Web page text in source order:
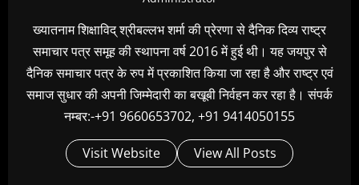
ख्यातनाम शिक्षाविद् श्रीबल्लभ शर्मा की प्रेरणा से दैनिक दिव्य राष्ट्र
समाचार पत्र समूह की स्थापना वर्ष 2016 में हुई थी। यह जयपुर से
दैनिक समाचार पत्र के रुप में प्रकाशित किया जा रहा है और राष्ट्र एवं
समाज सुधार की अपनी जिम्मेदारी का बखूबी निर्वहन कर रहा है। संपर्क
नम्बर:-+91 9660653702, +91 9414050155
Visit Website View All Posts